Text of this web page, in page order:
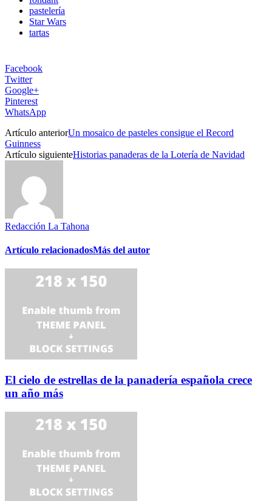
pastelería
Star Wars
tartas
Facebook
Twitter
Google+
Pinterest
WhatsApp
Artículo anteriorUn mosaico de pasteles consigue el Record
Guinness
Artículo siguienteHistorias panaderas de la Lotería de Navidad
Redacción La Tahona
Artículo relacionadosMás del autor
El cielo de estrellas de la panadería española crece
un año más